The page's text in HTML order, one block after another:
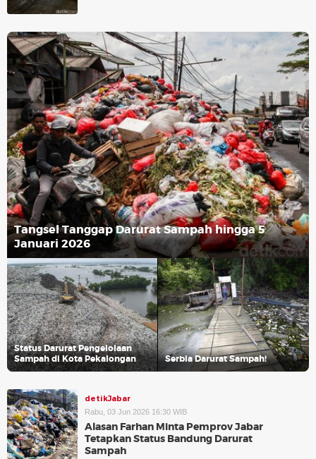
Tangsel Tanggap Darurat Sampah hingga 5
Januari 2026
Status Darurat Pengelolaan
Sampah di Kota Pekalongan
Serbia Darurat Sampah!
detikJabar
Rabu, 03 Jun 2026 16:30 WIB
Alasan Farhan Minta Pemprov Jabar
Tetapkan Status Bandung Darurat
Sampah